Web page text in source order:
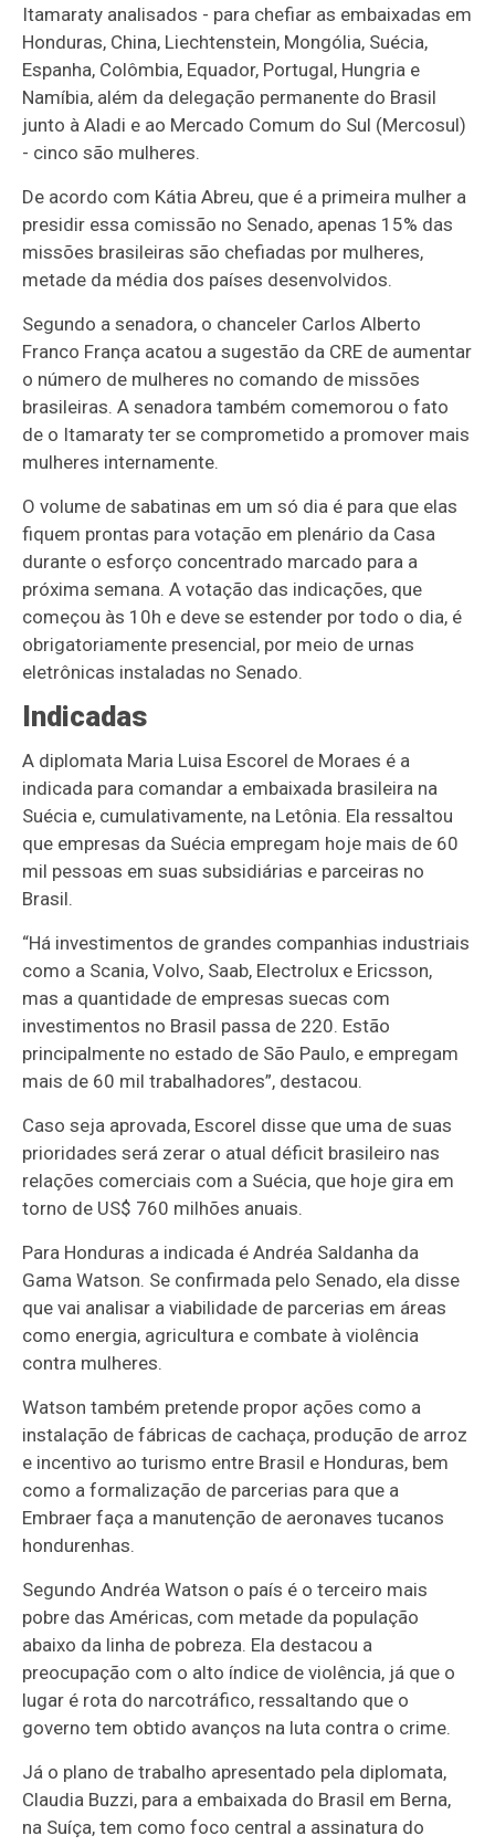
Itamaraty analisados - para chefiar as embaixadas em
Honduras, China, Liechtenstein, Mongólia, Suécia,
Espanha, Colômbia, Equador, Portugal, Hungria e
Namíbia, além da delegação permanente do Brasil
junto à Aladi e ao Mercado Comum do Sul (Mercosul)
- cinco são mulheres.
De acordo com Kátia Abreu, que é a primeira mulher a
presidir essa comissão no Senado, apenas 15% das
missões brasileiras são chefiadas por mulheres,
metade da média dos países desenvolvidos.
Segundo a senadora, o chanceler Carlos Alberto
Franco França acatou a sugestão da CRE de aumentar
o número de mulheres no comando de missões
brasileiras. A senadora também comemorou o fato
de o Itamaraty ter se comprometido a promover mais
mulheres internamente.
O volume de sabatinas em um só dia é para que elas
fiquem prontas para votação em plenário da Casa
durante o esforço concentrado marcado para a
próxima semana. A votação das indicações, que
começou às 10h e deve se estender por todo o dia, é
obrigatoriamente presencial, por meio de urnas
eletrônicas instaladas no Senado.
Indicadas
A diplomata Maria Luisa Escorel de Moraes é a
indicada para comandar a embaixada brasileira na
Suécia e, cumulativamente, na Letônia. Ela ressaltou
que empresas da Suécia empregam hoje mais de 60
mil pessoas em suas subsidiárias e parceiras no
Brasil.
“Há investimentos de grandes companhias industriais
como a Scania, Volvo, Saab, Electrolux e Ericsson,
mas a quantidade de empresas suecas com
investimentos no Brasil passa de 220. Estão
principalmente no estado de São Paulo, e empregam
mais de 60 mil trabalhadores”, destacou.
Caso seja aprovada, Escorel disse que uma de suas
prioridades será zerar o atual déficit brasileiro nas
relações comerciais com a Suécia, que hoje gira em
torno de US$ 760 milhões anuais.
Para Honduras a indicada é Andréa Saldanha da
Gama Watson. Se confirmada pelo Senado, ela disse
que vai analisar a viabilidade de parcerias em áreas
como energia, agricultura e combate à violência
contra mulheres.
Watson também pretende propor ações como a
instalação de fábricas de cachaça, produção de arroz
e incentivo ao turismo entre Brasil e Honduras, bem
como a formalização de parcerias para que a
Embraer faça a manutenção de aeronaves tucanos
hondurenhas.
Segundo Andréa Watson o país é o terceiro mais
pobre das Américas, com metade da população
abaixo da linha de pobreza. Ela destacou a
preocupação com o alto índice de violência, já que o
lugar é rota do narcotráfico, ressaltando que o
governo tem obtido avanços na luta contra o crime.
Já o plano de trabalho apresentado pela diplomata,
Claudia Buzzi, para a embaixada do Brasil em Berna,
na Suíça, tem como foco central a assinatura do